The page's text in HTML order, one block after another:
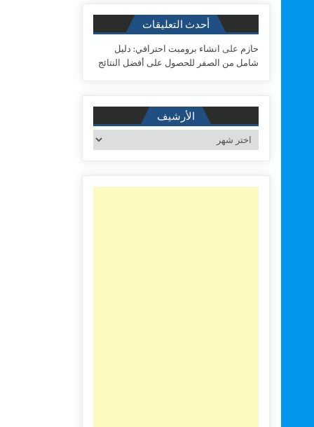
أحدث التعليقات
حازم على انشاء برومبت احترافي: دليل
شامل من الصفر للحصول على أفضل النتائج
الأرشيف
الأرشيف